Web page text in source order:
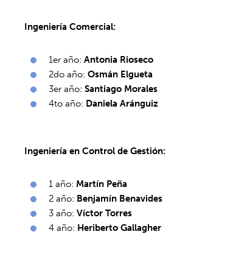
Ingeniería Comercial:
1er año:Antonia Rioseco
2do año: Osmán Elgueta
3er año: Santiago Morales
4to año: Daniela Aránguiz
Ingeniería en Control de Gestión:
1 año: Martín Peña
2 año: Benjamín Benavides
3 año:Víctor Torres
4 año: Heriberto Gallagher